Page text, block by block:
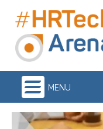
menu